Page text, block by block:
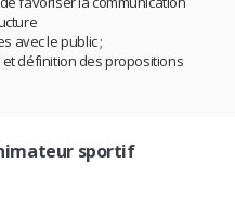
avec le public ;
définition des propositions
sportif